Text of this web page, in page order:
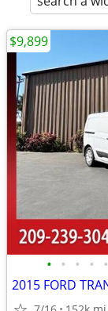
• • • • •
$9,899